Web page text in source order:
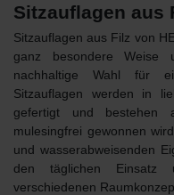
Sitzauflagen aus
Sitzauflagen aus Filz von
ganz besondere Weise
nachhaltige Wahl für
Sitzauflagen werden in
gefertigt und bestehen
mulesingfrei gewonnen
und wasserabweisenden
den täglichen Einsatz
verschiedenen